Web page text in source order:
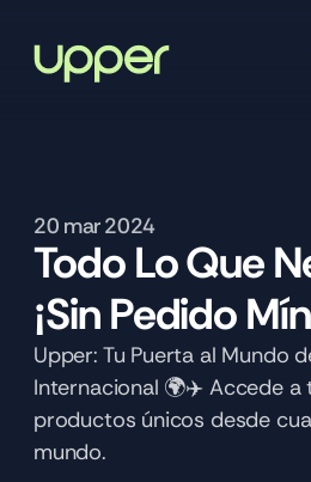
20 mar 2024
Todo Lo Que
¡Sin Pedido
Upper: Tu Puerta al Mundo
Internacional 🌍✈️ Accede a
productos únicos desde
mundo.